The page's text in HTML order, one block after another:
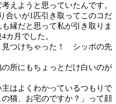
えようと思っていたんです。
合いが1匹引き取ってこのコだ
縁だと思って私が引き取りま
カ月でした。
つけちゃった！ シッポの先
所にもちょっとだけ白いのが
はよくわかっているつもりで
猫、お宅のですか？」って顔